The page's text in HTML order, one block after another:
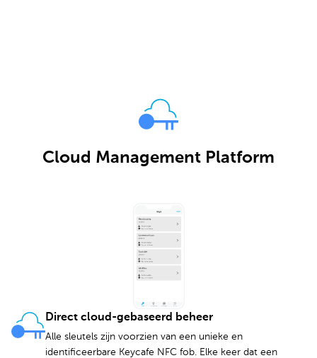
Cloud Management Platform
Direct cloud-gebaseerd beheer
Alle sleutels zijn voorzien van een unieke en
identificeerbare Keycafe NFC fob. Elke keer dat een